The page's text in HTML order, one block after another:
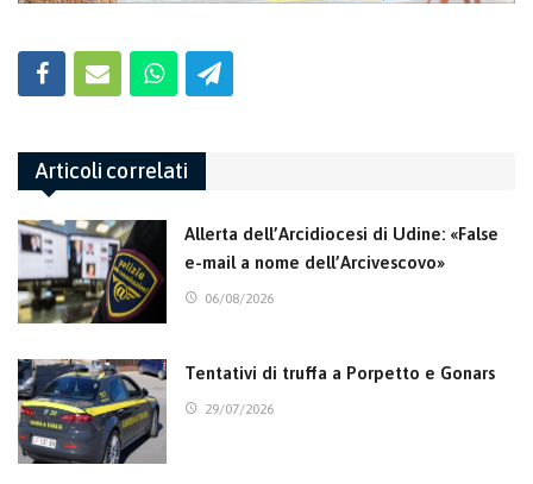
Articoli correlati
Allerta dell’Arcidiocesi di Udine: «False
e-mail a nome dell’Arcivescovo»
06/08/2026
Tentativi di truffa a Porpetto e Gonars
29/07/2026